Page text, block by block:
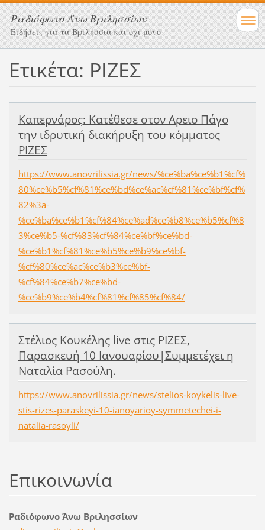
Ραδιόφωνο Άνω Βριλησσίων
Ειδήσεις για τα Βριλήσσια και όχι μόνο
Ετικέτα: ΡΙΖΕΣ
Καπερνάρος: Κατέθεσε στον Αρειο Πάγο
την ιδρυτική διακήρυξη του κόμματος
ΡΙΖΕΣ
https://www.anovrilissia.gr/news/%ce%ba%ce%b1%cf%
80%ce%b5%cf%81%ce%bd%ce%ac%cf%81%ce%bf%cf%
82%3a-
%ce%ba%ce%b1%cf%84%ce%ad%ce%b8%ce%b5%cf%8
3%ce%b5-%cf%83%cf%84%ce%bf%ce%bd-
%ce%b1%cf%81%ce%b5%ce%b9%ce%bf-
%cf%80%ce%ac%ce%b3%ce%bf-
%cf%84%ce%b7%ce%bd-
%ce%b9%ce%b4%cf%81%cf%85%cf%84/
Στέλιος Κουκέλης live στις ΡΙΖΕΣ,
Παρασκευή 10 Ιανουαρίου|Συμμετέχει η
Ναταλία Ρασούλη.
https://www.anovrilissia.gr/news/stelios-koykelis-live-
stis-rizes-paraskeyi-10-ianoyarioy-symmetechei-i-
natalia-rasoyli/
Επικοινωνία
Ραδιόφωνο Άνω Βριλησσίων